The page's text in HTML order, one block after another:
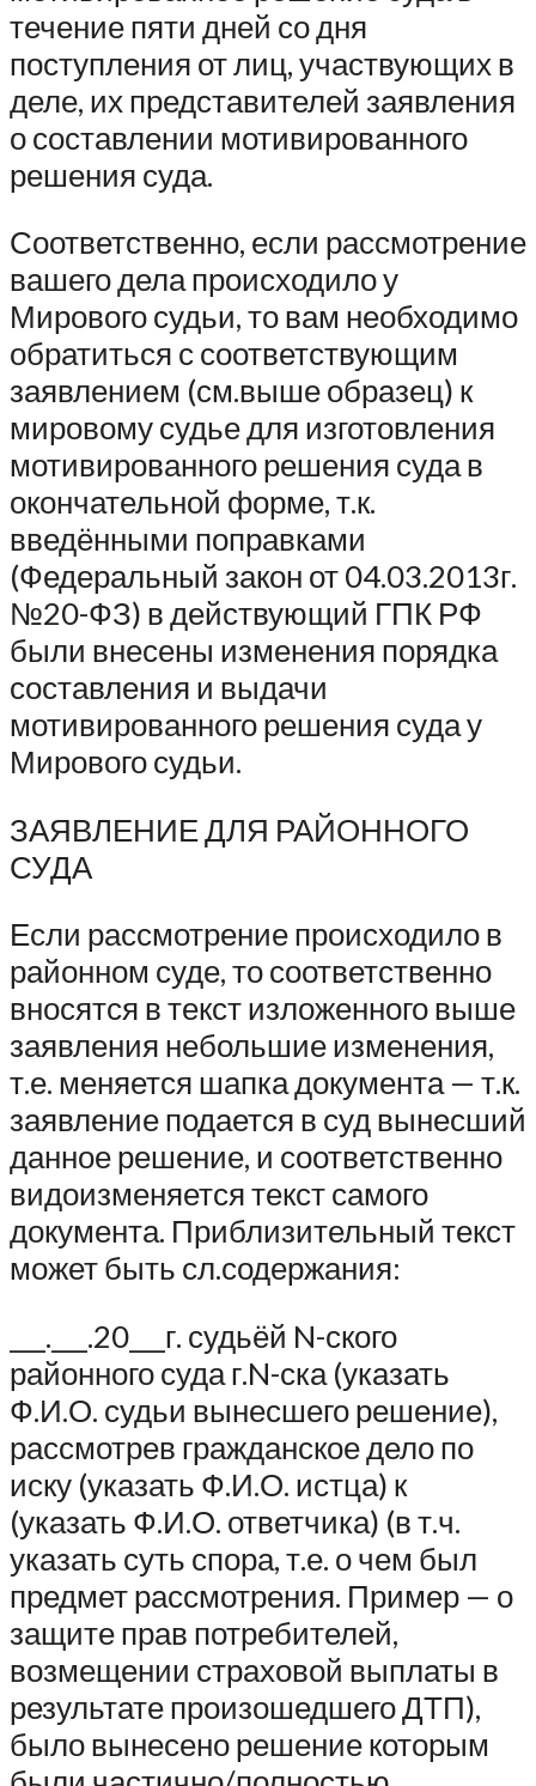
течение пяти дней со дня
поступления от лиц, участвующих в
деле, их представителей заявления
о составлении мотивированного
решения суда.
Соответственно, если рассмотрение
вашего дела происходило у
Мирового судьи, то вам необходимо
обратиться с соответствующим
заявлением (см.выше образец) к
мировому судье для изготовления
мотивированного решения суда в
окончательной форме, т.к.
введёнными поправками
(Федеральный закон от 04.03.2013г.
№20-ФЗ) в действующий ГПК РФ
были внесены изменения порядка
составления и выдачи
мотивированного решения суда у
Мирового судьи.
ЗАЯВЛЕНИЕ ДЛЯ РАЙОННОГО
СУДА
Если рассмотрение происходило в
районном суде, то соответственно
вносятся в текст изложенного выше
заявления небольшие изменения,
т.е. меняется шапка документа — т.к.
заявление подается в суд вынесший
данное решение, и соответственно
видоизменяется текст самого
документа. Приблизительный текст
может быть сл.содержания:
___.___.20___г. судьёй N-ского
районного суда г.N-ска (указать
Ф.И.О. судьи вынесшего решение),
рассмотрев гражданское дело по
иску (указать Ф.И.О. истца) к
(указать Ф.И.О. ответчика) (в т.ч.
указать суть спора, т.е. о чем был
предмет рассмотрения. Пример — о
защите прав потребителей,
возмещении страховой выплаты в
результате произошедшего ДТП),
было вынесено решение которым